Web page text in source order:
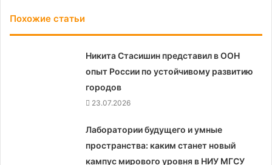
Похожие статьи
Никита Стасишин представил в ООН
опыт России по устойчивому развитию
городов
23.07.2026
Лаборатории будущего и умные
пространства: каким станет новый
кампус мирового уровня в НИУ МГСУ